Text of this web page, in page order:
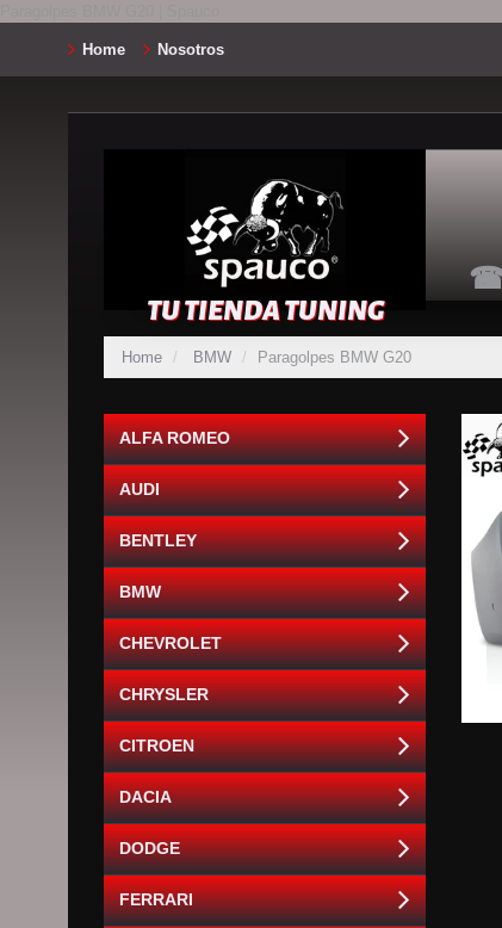
Home Nosotros
TU TIENDA TUNING
☎
Home BMW Paragolpes BMW G20
ALFA ROMEO
AUDI
BENTLEY
BMW
CHEVROLET
CHRYSLER
CITROEN
DACIA
DODGE
FERRARI